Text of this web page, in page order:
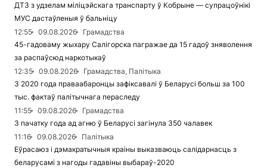
ДТЗ з удзелам міліцэйскага транспарту ў Кобрыне — супрацоўнікі
МУС дастаўленыя ў бальніцу
12:55
09.08.2026
Грамадства
45-гадоваму жыхару Салігорска пагражае да 15 гадоў зняволення
за распаўсюд наркотыкаў
12:35
09.08.2026
Грамадства, Палітыка
З 2020 года праваабаронцы зафіксавалі ў Беларусі больш за 100
тыс. фактаў палітычнага пераследу
11:55
09.08.2026
Грамадства
З пачатку года ад агню ў Беларусі загінула 350 чалавек
11:16
09.08.2026
Палітыка
Еўрасаюз і дэмакратычныя краіны выказваюць салідарнасць з
беларусамі з нагоды гадавіны выбараў-2020